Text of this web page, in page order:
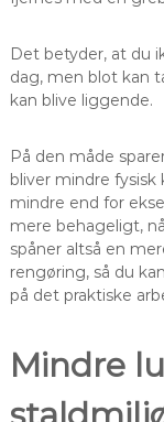
Det betyder, at du
dag, men blot kan
kan blive liggende.
På den måde
bliver mindre
mindre end for
mere behageligt,
spåner altså en
rengøring, så du
på det praktiske
Mindre